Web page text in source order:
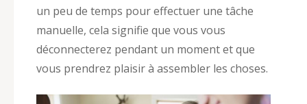
un peu de temps pour effectuer une tâche
manuelle, cela signifie que vous vous
déconnecterez pendant un moment et que
vous prendrez plaisir à assembler les choses.